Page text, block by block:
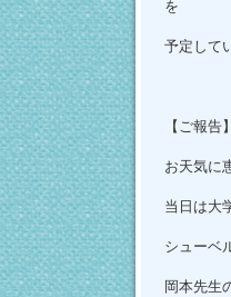
を
予定して
【ご報告】
お天気に
当日は大
シューベ
岡本先生